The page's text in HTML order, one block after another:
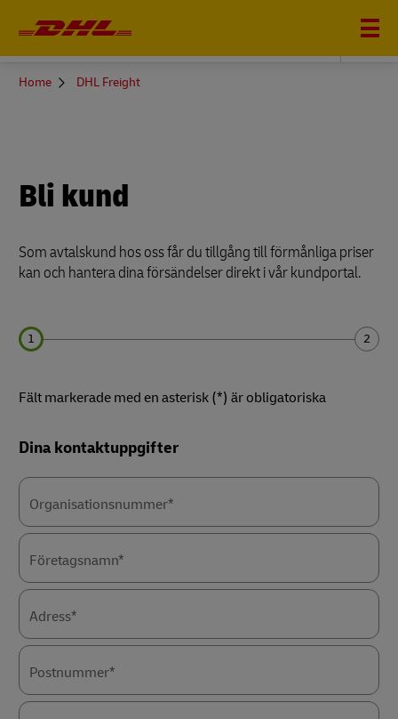
DHL FREIGHT
You
Home DHL Freight
Bli kund
Som avtalskund hos oss får du tillgång till förmånliga priser
kan och hantera dina försändelser direkt i vår kundportal.
Fält markerade med en asterisk (*) är obligatoriska
Dina kontaktuppgifter
Organisationsnummer*
Företagsnamn*
Adress*
Postnummer*